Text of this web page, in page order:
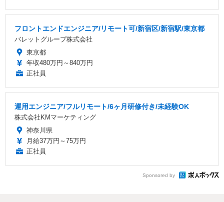
フロントエンドエンジニア/リモート可/新宿区/新宿駅/東京都
バレットグループ株式会社
東京都
年収480万円～840万円
正社員
運用エンジニア/フルリモート/6ヶ月研修付き/未経験OK
株式会社KMマーケティング
神奈川県
月給37万円～75万円
正社員
Sponsored by